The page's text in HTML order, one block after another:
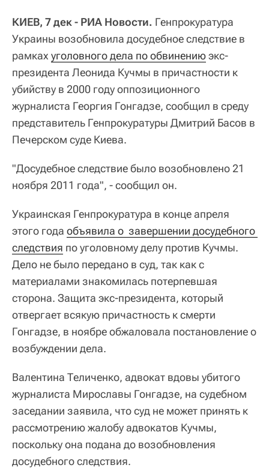
КИЕВ, 7 дек - РИА Новости. Генпрокуратура
Украины возобновила досудебное следствие в
рамках уголовного дела по обвинениюэкс-
президента Леонида Кучмы в причастности к
убийству в 2000 году оппозиционного
журналиста Георгия Гонгадзе, сообщил в среду
представитель Генпрокуратуры Дмитрий Басов в
Печерском суде Киева.
"Досудебное следствие было возобновлено 21
ноября 2011 года", - сообщил он.
Украинская Генпрокуратура в конце апреля
этого года объявила о  завершении досудебного
следствия по уголовному делу против Кучмы.
Дело не было передано в суд, так как с
материалами знакомилась потерпевшая
сторона. Защита экс-президента, который
отвергает всякую причастность к смерти
Гонгадзе, в ноябре обжаловала постановление о
возбуждении дела.
Валентина Теличенко, адвокат вдовы убитого
журналиста Мирославы Гонгадзе, на судебном
заседании заявила, что суд не может принять к
рассмотрению жалобу адвокатов Кучмы,
поскольку она подана до возобновления
досудебного следствия.